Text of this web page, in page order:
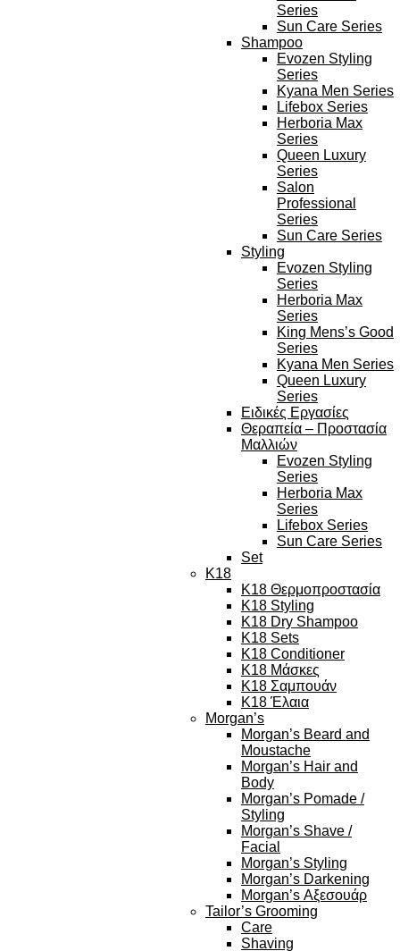
Series
Sun Care Series
Shampoo
Evozen Styling
Series
Kyana Men Series
Lifebox Series
Herboria Max
Series
Queen Luxury
Series
Salon
Professional
Series
Sun Care Series
Styling
Evozen Styling
Series
Herboria Max
Series
King Mens’s Good
Series
Kyana Men Series
Queen Luxury
Series
Ειδικές Εργασίες
Θεραπεία – Προστασία
Μαλλιών
Evozen Styling
Series
Herboria Max
Series
Lifebox Series
Sun Care Series
Set
K18
K18 Θερμοπροστασία
K18 Styling
K18 Dry Shampoo
K18 Sets
K18 Conditioner
K18 Μάσκες
K18 Σαμπουάν
K18 Έλαια
Morgan’s
Morgan’s Beard and
Moustache
Morgan’s Hair and
Body
Morgan’s Pomade /
Styling
Morgan’s Shave /
Facial
Morgan’s Styling
Morgan’s Darkening
Morgan’s Αξεσουάρ
Tailor’s Grooming
Care
Shaving